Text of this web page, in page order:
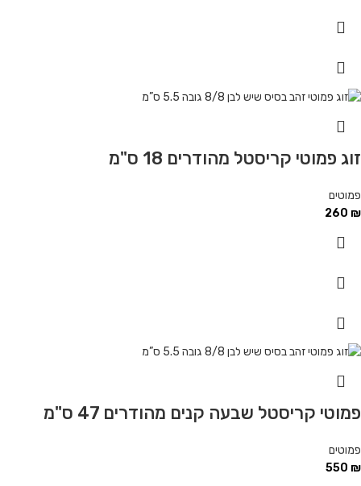
זוג פמוטי קריסטל מהודרים 18 ס"מ
פמוטים
260 ₪
פמוטי קריסטל שבעה קנים מהודרים 47 ס"מ
פמוטים
550 ₪